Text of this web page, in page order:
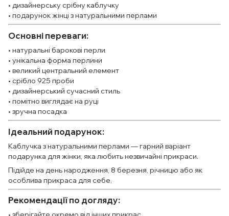
• дизайнерську срібну каблучку
• подарунок жінці з натуральними перлами
Основні переваги:
• натуральні барокові перли
• унікальна форма перлини
• великий центральний елемент
• срібло 925 проби
• дизайнерський сучасний стиль
• помітно виглядає на руці
• зручна посадка
Ідеальний подарунок:
Каблучка з натуральними перлами — гарний варіант
подарунка для жінки, яка любить незвичайні прикраси.
Підійде на день народження, 8 березня, річницю або як
особлива прикраса для себе.
Рекомендації по догляду: